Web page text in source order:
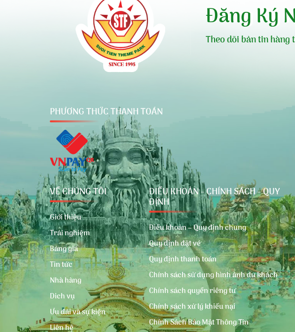
Đăng Ký
Theo dõi bản tin hàng
PHƯƠNG THỨC THANH TOÁN
VỀ CHÚNG TÔI
Giới thiệu
Trải nghiệm
Bảng giá
Tin tức
Nhà hàng
Dich vụ
Ưu đãi và sự kiện
Liên hệ
ĐIỀU KHOẢN - CHÍNH SÁCH - QUY
ĐỊNH
Điều khoản – Quy định chung
Quy định đặt vé
Quy định thanh toán
Chính sách sử dụng hình ảnh du khách
Chính sách quyền riêng tư
Chính sách xử lý khiếu nại
Chính Sách Bảo Mật Thông Tin